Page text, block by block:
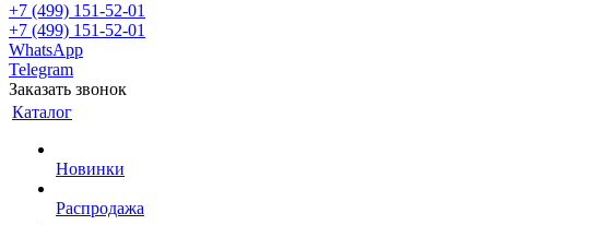
+7 (499) 151-52-01
+7 (499) 151-52-01
WhatsApp
Telegram
Заказать звонок
Каталог
Новинки
Распродажа